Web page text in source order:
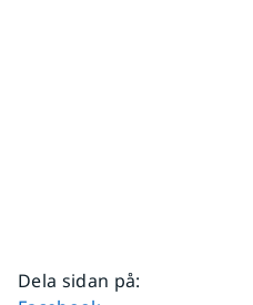
Dela sidan på: